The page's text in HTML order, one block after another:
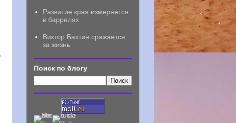
Развитие края измеряется
в баррелях
Виктор Бахтин сражается
за жизнь
Поиск по блогу